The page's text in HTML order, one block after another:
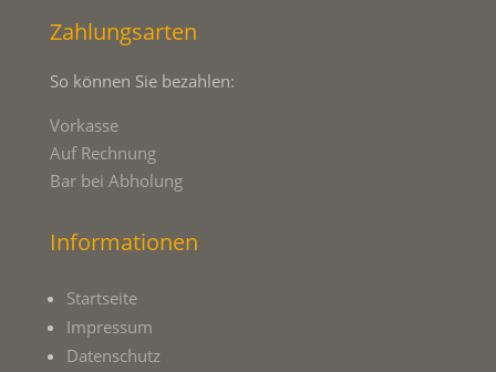
Zahlungsarten
So können Sie bezahlen:
Vorkasse
Auf Rechnung
Bar bei Abholung
Informationen
Startseite
Impressum
Datenschutz